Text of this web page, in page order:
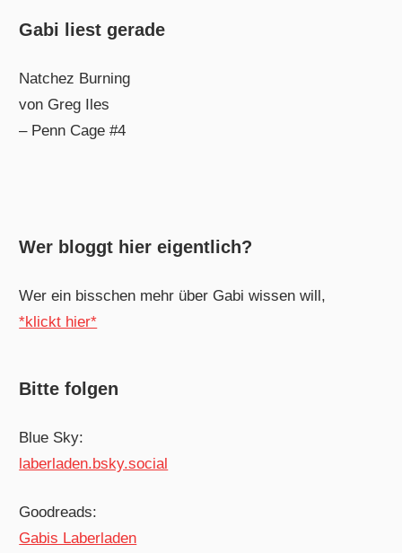
Gabi liest gerade
Natchez Burning
von Greg Iles
– Penn Cage #4
Wer bloggt hier eigentlich?
Wer ein bisschen mehr über Gabi wissen will,
*klickt hier*
Bitte folgen
Blue Sky:
laberladen.bsky.social
Goodreads:
Gabis Laberladen